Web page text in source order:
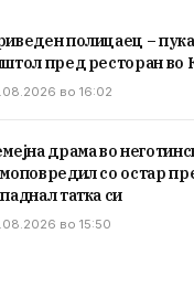
полицаец –
пред ресторан во
во 16:02
драма во
со остар
татка си
во 15:50